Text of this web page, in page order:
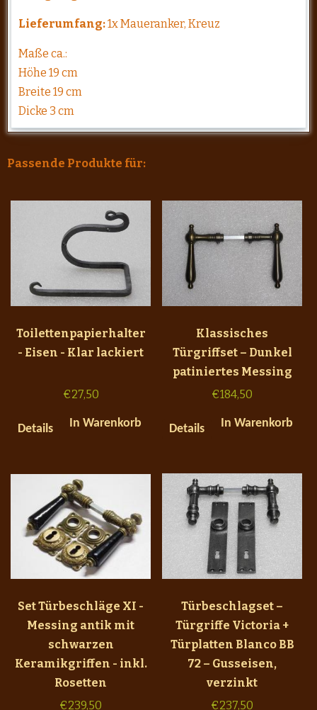
Lieferumfang:1x Maueranker, Kreuz
Maße ca.:
Höhe 19 cm
Breite 19 cm
Dicke 3 cm
Passende Produkte für:
Toilettenpapierhalter
- Eisen - Klar lackiert
€27,50
Details In Warenkorb
Klassisches
Türgriffset – Dunkel
patiniertes Messing
€184,50
Details In Warenkorb
Set Türbeschläge XI -
Messing antik mit
schwarzen
Keramikgriffen - inkl.
Rosetten
€239,50
Türbeschlagset –
Türgriffe Victoria +
Türplatten Blanco BB
72 – Gusseisen,
verzinkt
€237,50